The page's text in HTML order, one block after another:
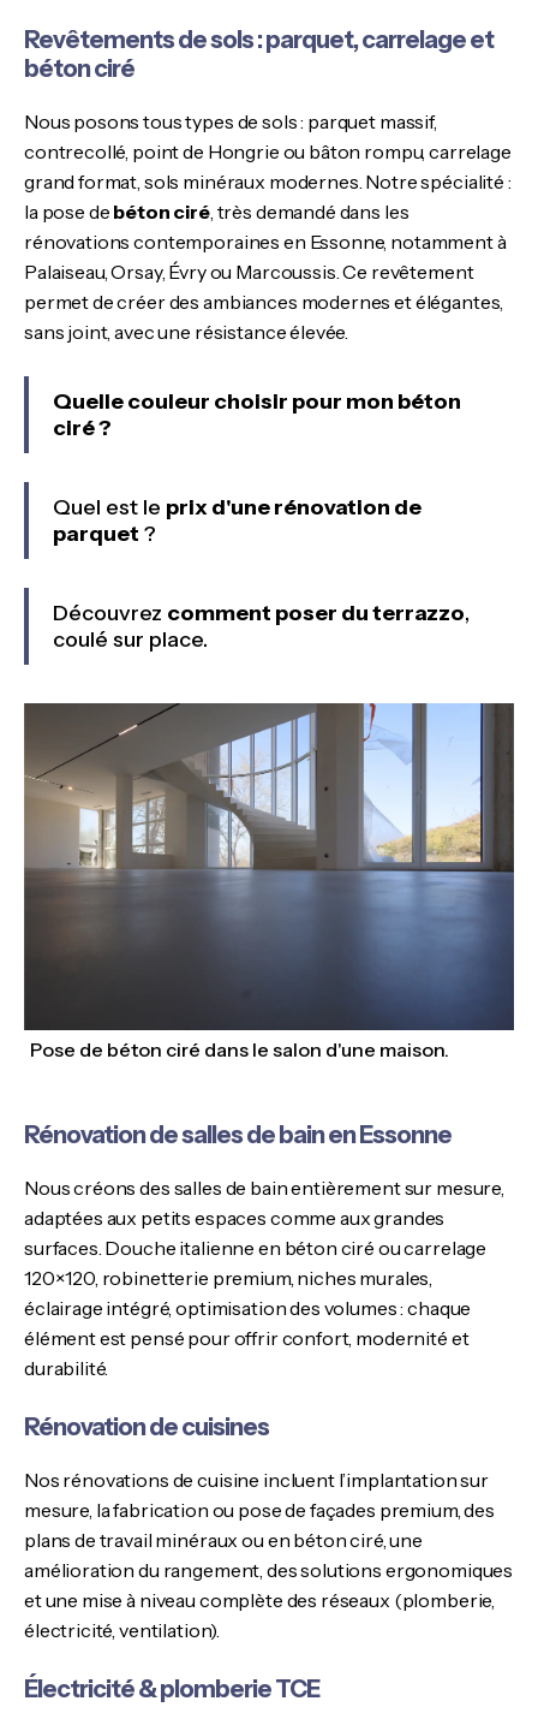
Revêtements de sols : parquet, carrelage et
béton ciré
Nous posons tous types de sols : parquet massif,
contrecollé, point de Hongrie ou bâton rompu, carrelage
grand format, sols minéraux modernes. Notre spécialité :
la pose de béton ciré, très demandé dans les
rénovations contemporaines en Essonne, notamment à
Palaiseau, Orsay, Évry ou Marcoussis. Ce revêtement
permet de créer des ambiances modernes et élégantes,
sans joint, avec une résistance élevée.
Quelle couleur choisir pour mon béton
ciré ?
Quel est le prix d'une rénovation de
parquet ?
Découvrez comment poser du terrazzo,
coulé sur place.
Pose de béton ciré dans le salon d'une maison.
Rénovation de salles de bain en Essonne
Nous créons des salles de bain entièrement sur mesure,
adaptées aux petits espaces comme aux grandes
surfaces. Douche italienne en béton ciré ou carrelage
120×120, robinetterie premium, niches murales,
éclairage intégré, optimisation des volumes : chaque
élément est pensé pour offrir confort, modernité et
durabilité.
Rénovation de cuisines
Nos rénovations de cuisine incluent l’implantation sur
mesure, la fabrication ou pose de façades premium, des
plans de travail minéraux ou en béton ciré, une
amélioration du rangement, des solutions ergonomiques
et une mise à niveau complète des réseaux (plomberie,
électricité, ventilation).
Électricité & plomberie TCE